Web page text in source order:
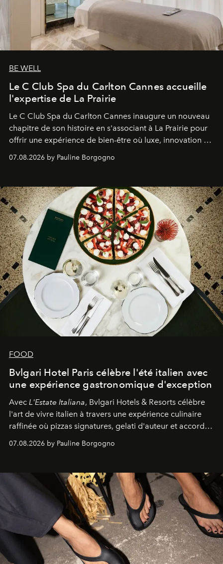
BE WELL
Le C Club Spa du Carlton Cannes accueille
l'expertise de La Prairie
Le C Club Spa du Carlton Cannes inaugure un nouveau
chapitre de son histoire en s'associant à La Prairie pour
offrir une expérience de bien-être où luxe, innovation et
07.08.2026 by Pauline Borgogno
FOOD
Bvlgari Hotel Paris célèbre l'été italien avec
une expérience gastronomique d'exception
Avec L'Estate Italiana, Bvlgari Hotels & Resorts célèbre
l'art de vivre italien à travers une expérience culinaire
raffinée où pizzas signatures, gelati d'auteur et accords
07.08.2026 by Pauline Borgogno